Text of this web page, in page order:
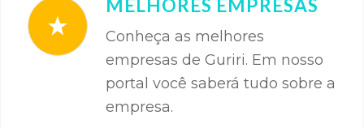
MELHORES EMPRESAS
Conheça as melhores
empresas de Guriri. Em nosso
portal você saberá tudo sobre a
empresa.